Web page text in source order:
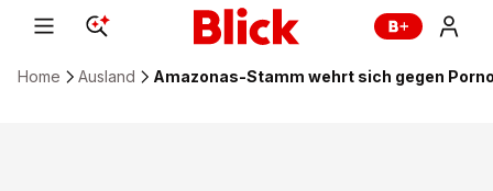
Home Ausland Amazonas-Stamm wehrt sich gegen